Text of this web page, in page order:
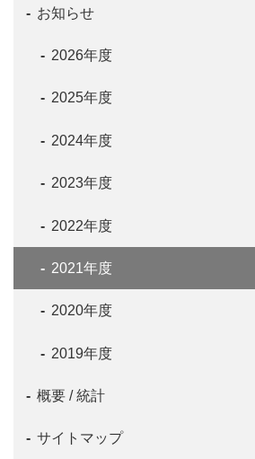
お知らせ
2026年度
2025年度
2024年度
2023年度
2022年度
2021年度
2020年度
2019年度
概要 / 統計
サイトマップ